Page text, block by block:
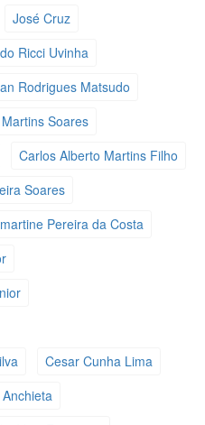
José Cruz
Ricci Uvinha
Rodrigues Matsudo
Soares
Carlos Alberto Martins Filho
Soares
Pereira da Costa
Cesar Cunha Lima